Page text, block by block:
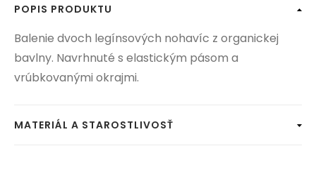
POPIS PRODUKTU
Balenie dvoch legínsových nohavíc z organickej
bavlny. Navrhnuté s elastickým pásom a
vrúbkovanými okrajmi.
MATERIÁL A STAROSTLIVOSŤ